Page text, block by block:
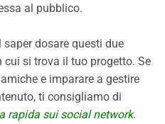
al pubblico.
dosare questi due
si trova il tuo progetto. Se
e imparare a gestire
ti consigliamo di
rapida sui social network.